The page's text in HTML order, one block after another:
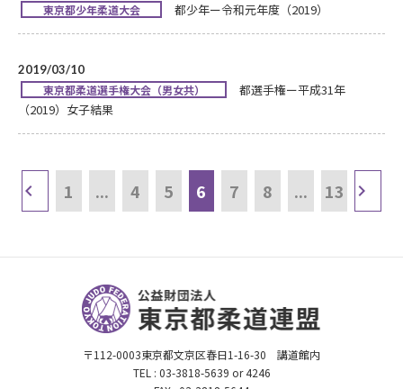
東京都少年柔道大会 都少年ー令和元年度（2019）
2019/03/10
東京都柔道選手権大会（男女共）
都選手権ー平成31年
（2019）女子結果
1 ... 4 5 6 7 8 ... 13
〒112-0003東京都文京区春日1-16-30 講道館内
TEL : 03-3818-5639 or 4246